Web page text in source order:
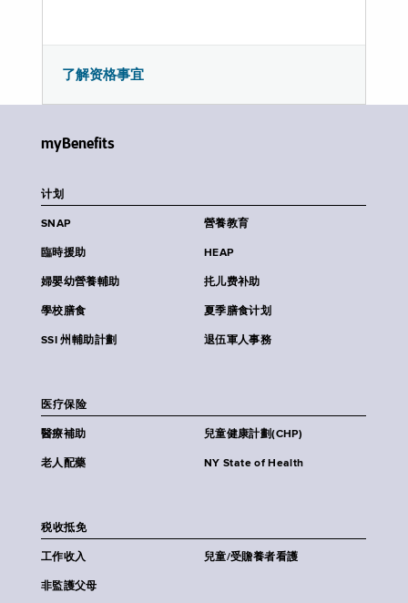
了解资格事宜
myBenefits
计划
SNAP 營養教育
臨時援助 HEAP
婦嬰幼營養輔助 扥儿费补助
學校膳食 夏季膳食计划
SSI 州輔助計劃 退伍軍人事務
医疗保险
醫療補助 兒童健康計劃(CHP)
老人配藥 NY State of Health
税收抵免
工作收入 兒童/受贍養者看護
非監護父母